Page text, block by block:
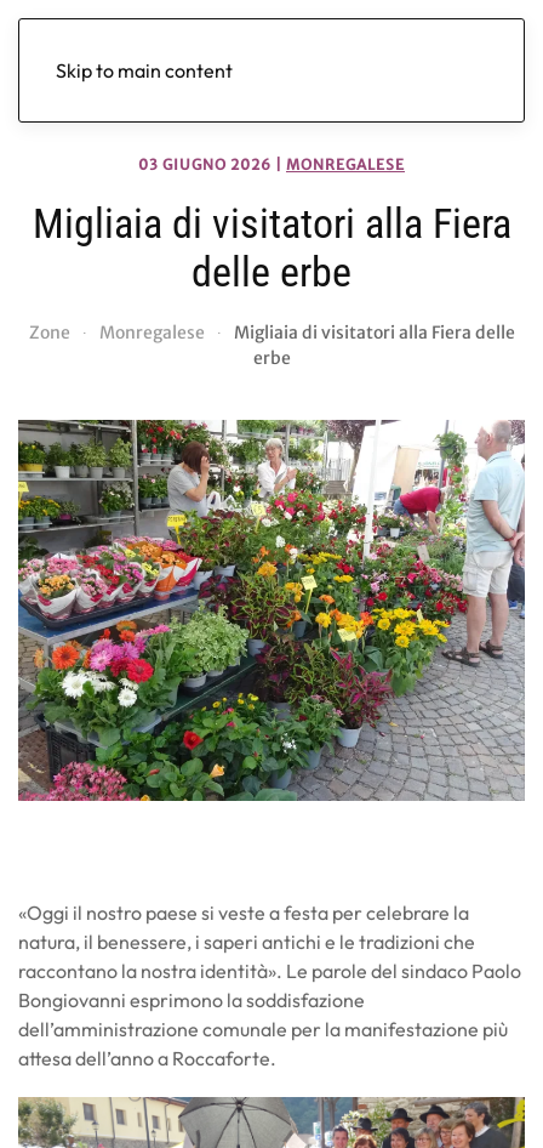
Skip to main content
03 GIUGNO 2026 MONREGALESE
Migliaia di visitatori alla Fiera
delle erbe
Zone Monregalese
Migliaia di visitatori alla Fiera delle
erbe
«Oggi il nostro paese si veste a festa per celebrare la
natura, il benessere, i saperi antichi e le tradizioni che
raccontano la nostra identità». Le parole del sindaco Paolo
Bongiovanni esprimono la soddisfazione
dell’amministrazione comunale per la manifestazione più
attesa dell’anno a Roccaforte.